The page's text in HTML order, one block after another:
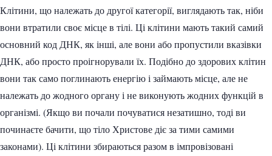
Клітини, що належать до другої категорії, виглядають так, ніби
вони втратили своє місце в тілі. Ці клітини мають такий самий
основний код ДНК, як інші, але вони або пропустили вказівки
ДНК, або просто проігнорували їх. Подібно до здорових клітин
вони так само поглинають енергію і займають місце, але не
належать до жодного органу і не виконують жодних функцій в
організмі. (Якщо ви почали почуватися незатишно, тоді ви
починаєте бачити, що тіло Христове діє за тими самими
законами). Ці клітини збираються разом в імпровізовані